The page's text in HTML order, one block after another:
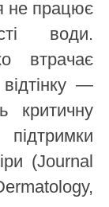
не працює
води.
втрачає
—
критичну
(Journal